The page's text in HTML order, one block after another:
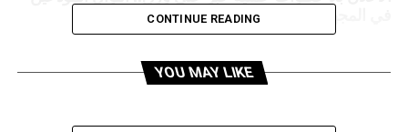
في المجهول؟
CONTINUE READING
YOU MAY LIKE